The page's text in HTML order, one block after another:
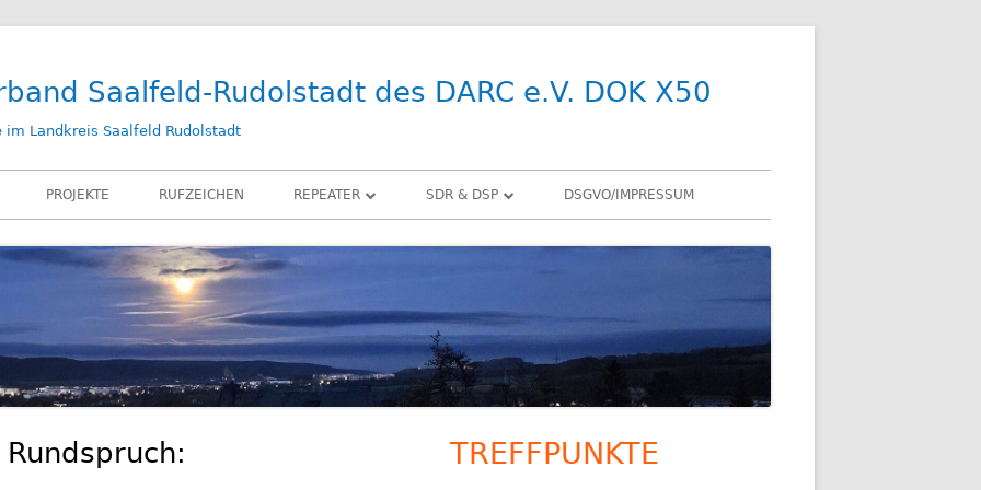
Saalfeld-Rudolstadt des DARC e.V. DOK X50
im Landkreis Saalfeld Rudolstadt
PROJEKTE RUFZEICHEN REPEATER
DB0SLF / TEST
SDR & DSP
LAN-IQ SDR
BELKA DX
DSGVO/IMPRESSUM
Haupt-
TREFFPUNKTE